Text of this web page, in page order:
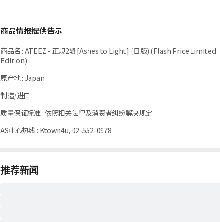
商品情报提供告示
商品名:ATEEZ - 正规2辑 [Ashes to Light] (日版) (Flash Price Limited
Edition)
原产地:Japan
制造/进口 :
质量保证标准 :依照相关法律及消费者纠纷解决规定
AS中心热线 : Ktown4u, 02-552-0978
推荐新闻